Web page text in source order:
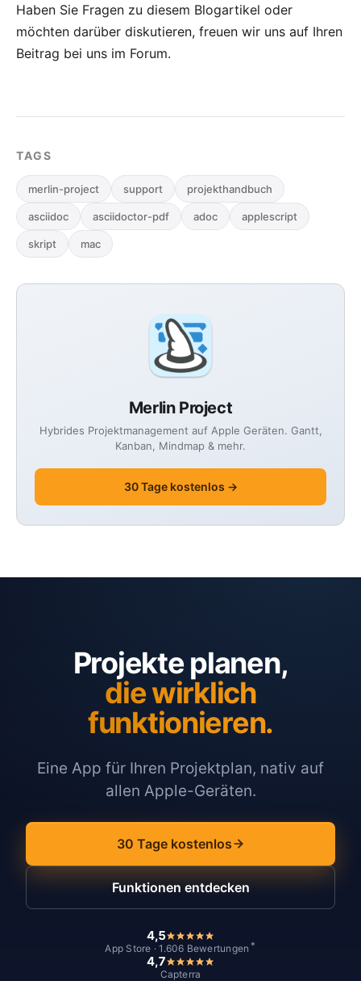
Merlin Project
Hybrides Projektmanagement auf Apple Geräten. Gantt,
Kanban, Mindmap & mehr.
30 Tage kostenlos →
Haben Sie Fragen zu diesem Blogartikel oder
möchten darüber diskutieren, freuen wir uns auf Ihren
Beitrag bei uns im Forum.
TAGS
merlin-project support projekthandbuch
asciidoc asciidoctor-pdf adoc applescript
skript mac
Projekte planen,
die wirklich
funktionieren.
Eine App für Ihren Projektplan, nativ auf
allen Apple-Geräten.
30 Tage kostenlos
Funktionen entdecken
4,5
App Store · 1.606 Bewertungen *
4,7
Capterra